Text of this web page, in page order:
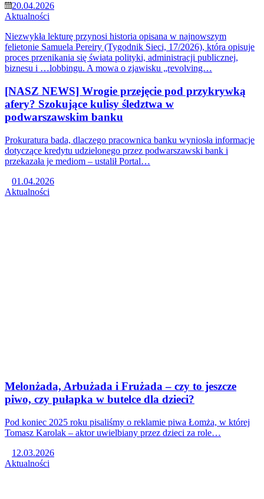
20.04.2026
Aktualności
Niezwykła lekturę przynosi historia opisana w najnowszym
felietonie Samuela Pereiry (Tygodnik Sieci, 17/2026), która opisuje
proces przenikania się świata polityki, administracji publicznej,
biznesu i …lobbingu. A mowa o zjawisku „revolving…
[NASZ NEWS] Wrogie przejęcie pod przykrywką
afery? Szokujące kulisy śledztwa w
podwarszawskim banku
Prokuratura bada, dlaczego pracownica banku wyniosła informacje
dotyczące kredytu udzielonego przez podwarszawski bank i
przekazała je mediom – ustalił Portal…
01.04.2026
Aktualności
Melonżada, Arbużada i Frużada – czy to jeszcze
piwo, czy pułapka w butelce dla dzieci?
Pod koniec 2025 roku pisaliśmy o reklamie piwa Łomża, w której
Tomasz Karolak – aktor uwielbiany przez dzieci za role…
12.03.2026
Aktualności